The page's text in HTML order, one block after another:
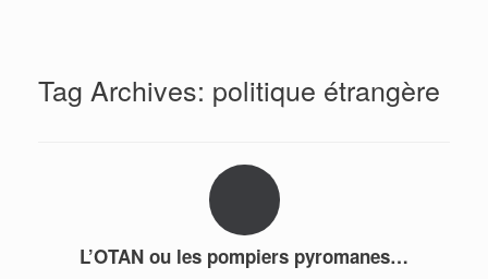
Tag Archives: politique étrangère
L’OTAN ou les pompiers pyromanes…